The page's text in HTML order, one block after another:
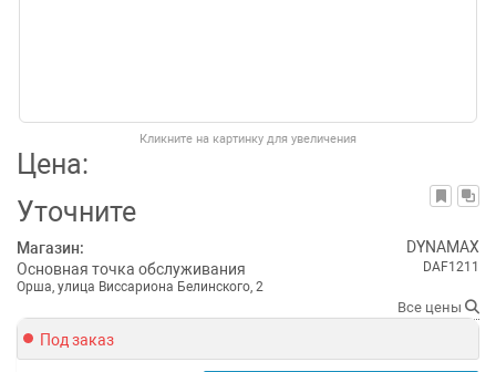
Кликните на картинку для увеличения
Цена:
Уточните
Магазин:
Основная точка обслуживания
Орша, улица Виссариона Белинского, 2
DYNAMAX
DAF1211
Все цены
Под заказ